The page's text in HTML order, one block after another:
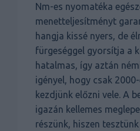
Nm-es nyomatéka
menetteljesítményt
hangja kissé nyers, de
fürgeséggel gyorsítja a
hatalmas, így aztán
igényel, hogy csak
kezdjünk előzni vele. A
igazán kellemes
részünk, hiszen